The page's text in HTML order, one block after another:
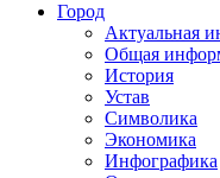
Город
Актуальная
Общая
История
Устав
Символика
Экономика
Инфографика